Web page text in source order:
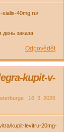
sialis-40mg.ru/
день заказа
Odpovědět
kupit-v-
16. 3. 2026
kupit-levitru-20mg-